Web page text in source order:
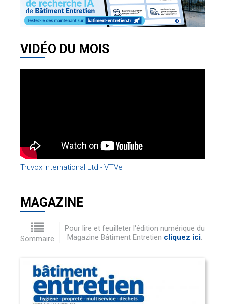
VIDÉO DU MOIS
Truvox International Ltd - VTVe
MAGAZINE
Sommaire
Pour lire et feuilleter l'édition numérique du
Magazine Bâtiment Entretien cliquez ici.